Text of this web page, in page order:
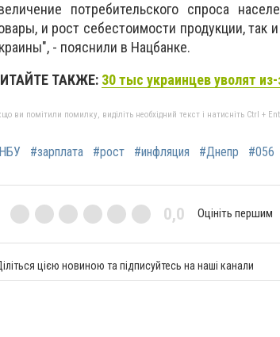
потребительского спроса
и рост себестоимости продукции,
- пояснили в Нацбанке.
ТАКЖЕ: 30 тыс украинцев уволят
ви помітили помилку, виділіть необхідний текст і натисніть Ctrl +
#зарплата #рост #инфляция #Днепр #056
0,0 Оцініть першим
цією новиною та підписуйтесь на наші канали